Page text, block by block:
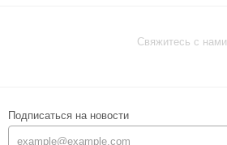
Свяжитесь с нами
Подписаться на новости